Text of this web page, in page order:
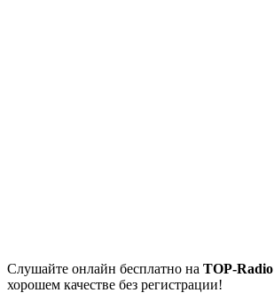
Cлушайте онлайн бесплатно на TOP-Radio
хорошем качестве без регистрации!